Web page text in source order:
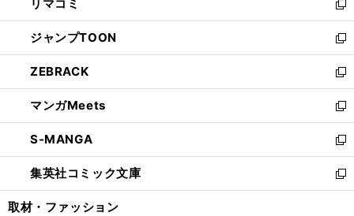
で
開
く
ド
ウ
で
開
く
ィ
ン
ド
ウ
で
開
く
い
ウ
ィ
ン
ド
ウ
で
開
く
リマコミ
新
し
い
ウ
ィ
ン
ド
ウ
で
開
く
ジャンプTOON
新
し
い
ウ
ィ
ン
ド
ウ
で
開
ZEBRACK
新
し
い
ウ
ィ
ン
ド
ウ
マンガMeets
新
し
い
ウ
ィ
ン
S-MANGA
新
し
い
ウ
集英社コミック文庫
新
し
取材・ファッション